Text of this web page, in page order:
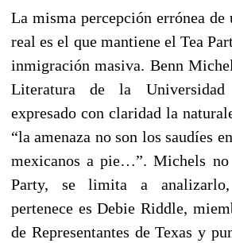
La misma percepción errónea
real es el que mantiene el Tea
inmigración masiva. Benn
Literatura de la
expresado con claridad la
“la amenaza no son los saudíes
mexicanos a pie…”. Michels no
Party, se limita a
pertenece es Debie Riddle,
de Representantes de Texas y